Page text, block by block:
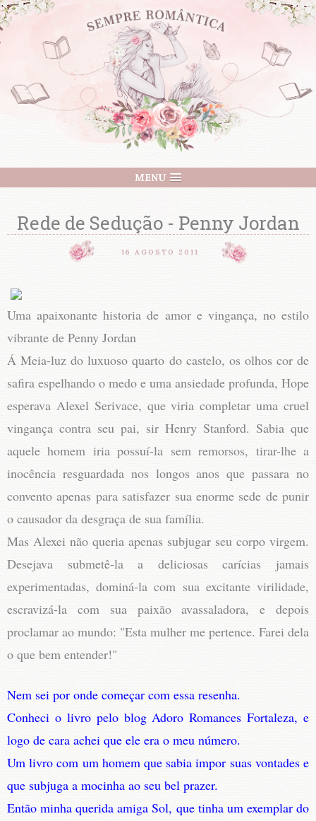
MENU
Rede de Sedução - Penny Jordan
16 AGOSTO 2011
Uma apaixonante historia de amor e vingança, no estilo
vibrante de Penny Jordan
Á Meia-luz do luxuoso quarto do castelo, os olhos cor de
safira espelhando o medo e uma ansiedade profunda, Hope
esperava Alexel Serivace, que viria completar uma cruel
vingança contra seu pai, sir Henry Stanford. Sabia que
aquele homem iria possuí-la sem remorsos, tirar-lhe a
inocência resguardada nos longos anos que passara no
convento apenas para satisfazer sua enorme sede de punir
o causador da desgraça de sua família.
Mas Alexei não queria apenas subjugar seu corpo virgem.
Desejava submetê-la a deliciosas carícias jamais
experimentadas, dominá-la com sua excitante virilidade,
escravizá-la com sua paixão avassaladora, e depois
proclamar ao mundo: "Esta mulher me pertence. Farei dela
o que bem entender!"
Nem sei por onde começar com essa resenha.
Conheci o livro pelo blog Adoro Romances Fortaleza, e
logo de cara achei que ele era o meu número.
Um livro com um homem que sabia impor suas vontades e
que subjuga a mocinha ao seu bel prazer.
Então minha querida amiga Sol, que tinha um exemplar do